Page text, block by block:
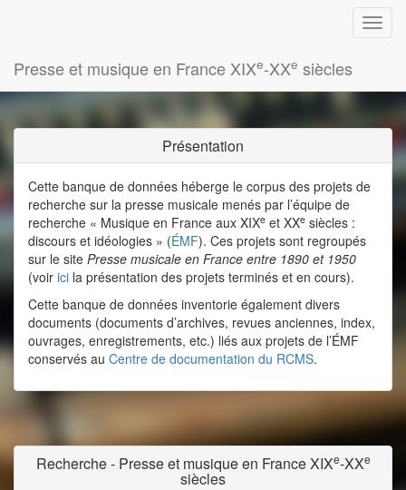
Presse et musique en France XIXe-XXe siècles
Présentation
Cette banque de données héberge le corpus des projets de
recherche sur la presse musicale menés par l’équipe de
recherche « Musique en France aux XIXe et XXe siècles :
discours et idéologies » (ÉMF). Ces projets sont regroupés
sur le site Presse musicale en France entre 1890 et 1950
(voir ici la présentation des projets terminés et en cours).
Cette banque de données inventorie également divers
documents (documents d’archives, revues anciennes, index,
ouvrages, enregistrements, etc.) liés aux projets de l’ÉMF
conservés au Centre de documentation du RCMS.
Recherche - Presse et musique en France XIXe-XXe
siècles